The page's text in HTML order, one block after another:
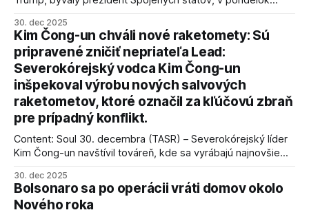
kľúčové pre úspešné dosiahnutie prímeria v Gaze. Agentúra
AFP informuje, že Trump vyjadril presvedčenie, že Izrael plní
podmienky dohody o prí
30. dec 2025
Kim Čong-un chváli nové raketomety: Sú
pripravené zničiť nepriateľa Lead:
Severokórejský vodca Kim Čong-un
inšpekoval výrobu nových salvových
raketometov, ktoré označil za kľúčovú zbraň
pre prípadný konflikt.
Content: Soul 30. decembra (TASR) – Severokórejský líder
Kim Čong-un navštívil továreň, kde sa vyrábajú najnovšie
schopnosti. Informovali o tom štátne médiá KĽDR, na ktoré
sa odvoláva agentúra AFP.
30. dec 2025
Bolsonaro sa po operácii vráti domov okolo
Nového roka